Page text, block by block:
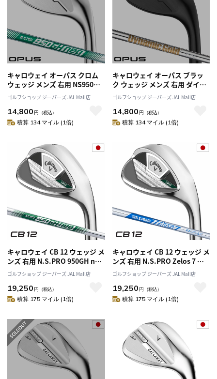
キャロウェイ オーパス クロム
ウェッジ メンズ 右用 NS950GH
neo 2024年モデル Callaway
OPUS CHROME 日本正規品 日
本モデル
ゴルフショップ ジーパーズ JAL Mall店
14,800 円 （税込）
積算 134 マイル (1倍)
キャロウェイ オーパス ブラッ
ク ウェッジ メンズ 右用 ダイナ
ミックゴールド S200 2024年モ
デル Callaway OPUS BLACK 日
本正規品 日本モデル
ゴルフショップ ジーパーズ JAL Mall店
14,800 円 （税込）
積算 134 マイル (1倍)
キャロウェイ CB 12 ウェッジ メ
ンズ 右用 N.S.PRO 950GH neo
スチールシャフト 日本正規品
2025年モデル Callaway ゴルフ
クラブ
ゴルフショップ ジーパーズ JAL Mall店
19,250 円 （税込）
積算 175 マイル (1倍)
キャロウェイ CB 12 ウェッジ メ
ンズ 右用 N.S.PRO Zelos 7 ス
チールシャフト 日本正規品
2025年モデル Callaway ゴルフ
クラブ
ゴルフショップ ジーパーズ JAL Mall店
19,250 円 （税込）
積算 175 マイル (1倍)